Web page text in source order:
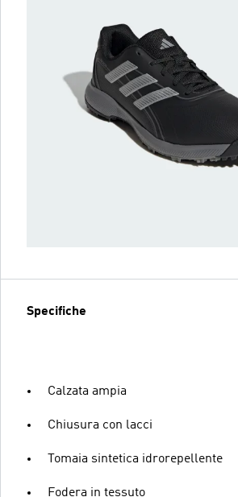
Specifiche
Calzata ampia
Chiusura con lacci
Tomaia sintetica idrorepellente
Fodera in tessuto